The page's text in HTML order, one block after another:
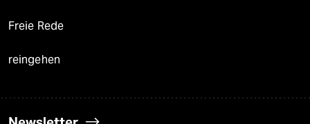
Freie Rede
reingehen